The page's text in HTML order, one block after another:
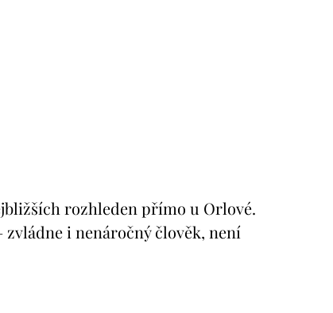
rozhleden přímo u Orlové.
zvládne i nenáročný člověk, není